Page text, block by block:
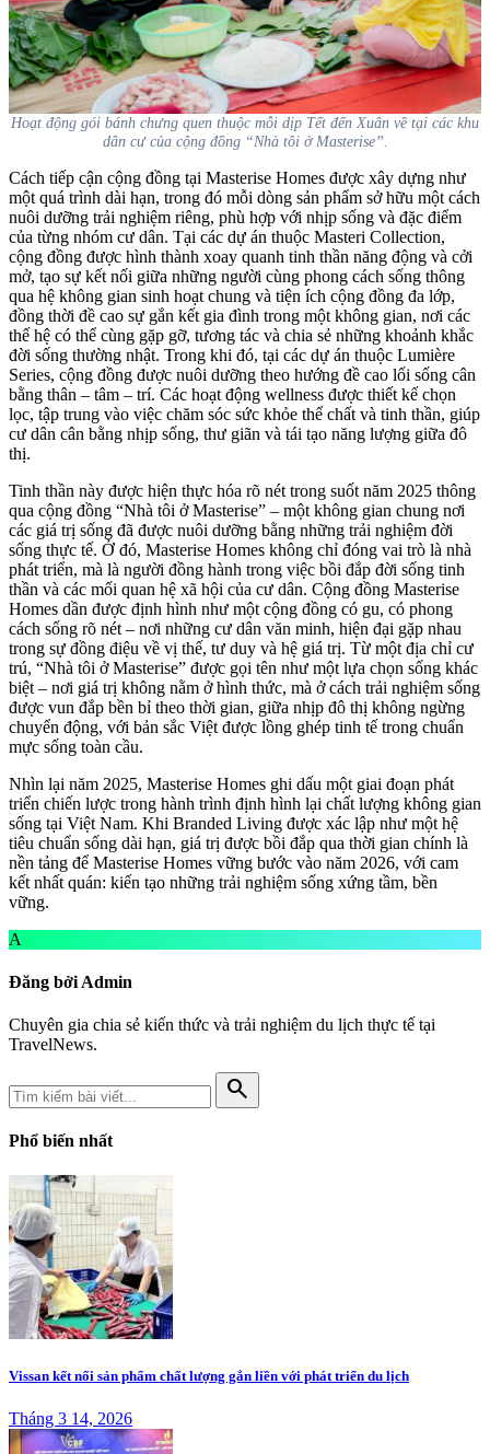
Hoạt động gói bánh chưng quen thuộc mỗi dịp Tết đến Xuân về tại các khu
dân cư của cộng đồng “Nhà tôi ở Masterise”.
Cách tiếp cận cộng đồng tại Masterise Homes được xây dựng như
một quá trình dài hạn, trong đó mỗi dòng sản phẩm sở hữu một cách
nuôi dưỡng trải nghiệm riêng, phù hợp với nhịp sống và đặc điểm
của từng nhóm cư dân. Tại các dự án thuộc Masteri Collection,
cộng đồng được hình thành xoay quanh tinh thần năng động và cởi
mở, tạo sự kết nối giữa những người cùng phong cách sống thông
qua hệ không gian sinh hoạt chung và tiện ích cộng đồng đa lớp,
đồng thời đề cao sự gắn kết gia đình trong một không gian, nơi các
thế hệ có thể cùng gặp gỡ, tương tác và chia sẻ những khoảnh khắc
đời sống thường nhật. Trong khi đó, tại các dự án thuộc Lumière
Series, cộng đồng được nuôi dưỡng theo hướng đề cao lối sống cân
bằng thân – tâm – trí. Các hoạt động wellness được thiết kế chọn
lọc, tập trung vào việc chăm sóc sức khỏe thể chất và tinh thần, giúp
cư dân cân bằng nhịp sống, thư giãn và tái tạo năng lượng giữa đô
thị.
Tinh thần này được hiện thực hóa rõ nét trong suốt năm 2025 thông
qua cộng đồng “Nhà tôi ở Masterise” – một không gian chung nơi
các giá trị sống đã được nuôi dưỡng bằng những trải nghiệm đời
sống thực tế. Ở đó, Masterise Homes không chỉ đóng vai trò là nhà
phát triển, mà là người đồng hành trong việc bồi đắp đời sống tinh
thần và các mối quan hệ xã hội của cư dân. Cộng đồng Masterise
Homes dần được định hình như một cộng đồng có gu, có phong
cách sống rõ nét – nơi những cư dân văn minh, hiện đại gặp nhau
trong sự đồng điệu về vị thế, tư duy và hệ giá trị. Từ một địa chỉ cư
trú, “Nhà tôi ở Masterise” được gọi tên như một lựa chọn sống khác
biệt – nơi giá trị không nằm ở hình thức, mà ở cách trải nghiệm sống
được vun đắp bền bỉ theo thời gian, giữa nhịp đô thị không ngừng
chuyển động, với bản sắc Việt được lồng ghép tinh tế trong chuẩn
mực sống toàn cầu.
Nhìn lại năm 2025, Masterise Homes ghi dấu một giai đoạn phát
triển chiến lược trong hành trình định hình lại chất lượng không gian
sống tại Việt Nam. Khi Branded Living được xác lập như một hệ
tiêu chuẩn sống dài hạn, giá trị được bồi đắp qua thời gian chính là
nền tảng để Masterise Homes vững bước vào năm 2026, với cam
kết nhất quán: kiến tạo những trải nghiệm sống xứng tầm, bền
vững.
A
Đăng bởi Admin
Chuyên gia chia sẻ kiến thức và trải nghiệm du lịch thực tế tại
TravelNews.
search
Phổ biến nhất
Vissan kết nối sản phẩm chất lượng gắn liền với phát triển du lịch
Tháng 3 14, 2026